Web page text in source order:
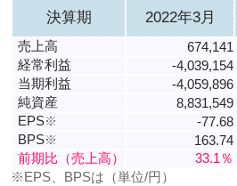
決算期 2022年3月
売上高 674,141
経常利益
-4,039,154
当期利益
-4,059,896
純資産
8,831,549
EPS※ -77.68
BPS※ 163.74
前期比（売上高）
33.1％
※EPS、BPSは（単位/円）